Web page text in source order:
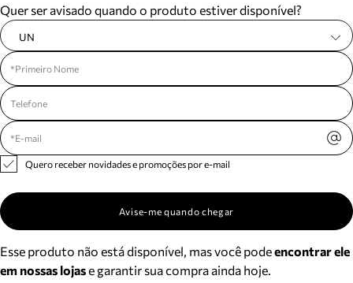
Acompanhe seus pedidos e solicite devoluções.
Quer ser avisado quando o produto estiver disponível?
UN
Quero receber novidades e promoções por e-mail
Avise-me quando chegar
Esse produto não está disponível, mas você podeencontrar ele
em nossas lojase garantir sua compra ainda hoje.